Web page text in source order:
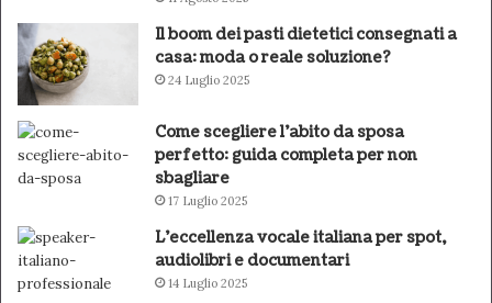
Il boom dei pasti dietetici consegnati a
casa: moda o reale soluzione?
24 Luglio 2025
Come scegliere l’abito da sposa
perfetto: guida completa per non
sbagliare
17 Luglio 2025
L’eccellenza vocale italiana per spot,
audiolibri e documentari
14 Luglio 2025